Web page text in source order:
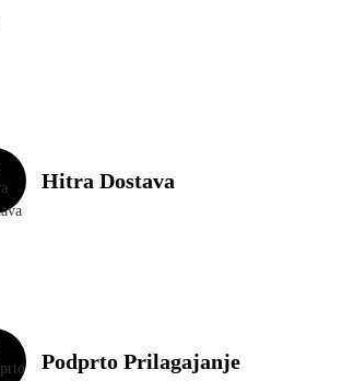
Hitra Dostava
Podprto Prilagajanje